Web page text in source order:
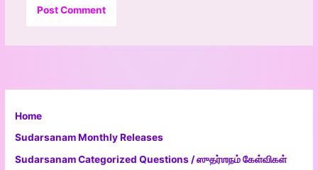
Home
Sudarsanam Monthly Releases
Sudarsanam Categorized Questions / ஸுதர்ஶநம் கேள்விகள்